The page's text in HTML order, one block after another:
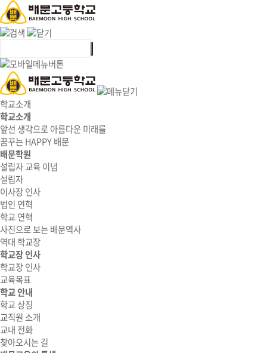
학교소개
학교소개
앞선 생각으로 아름다운 미래를
꿈꾸는 HAPPY 배문
배문학원
설립자 교육 이념
설립자
이사장 인사
법인 연혁
학교 연혁
사진으로 보는 배문역사
역대 학교장
학교장 인사
학교장 인사
교육목표
학교 안내
학교 상징
교직원 소개
교내 전화
찾아오시는 길